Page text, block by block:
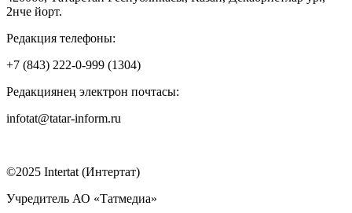
2нче йорт.
Редакция телефоны:
+7 (843) 222-0-999 (1304)
Редакциянең электрон почтасы:
infotat@tatar-inform.ru
©2025 Intertat (Интертат)
Учредитель АО «Татмедиа»